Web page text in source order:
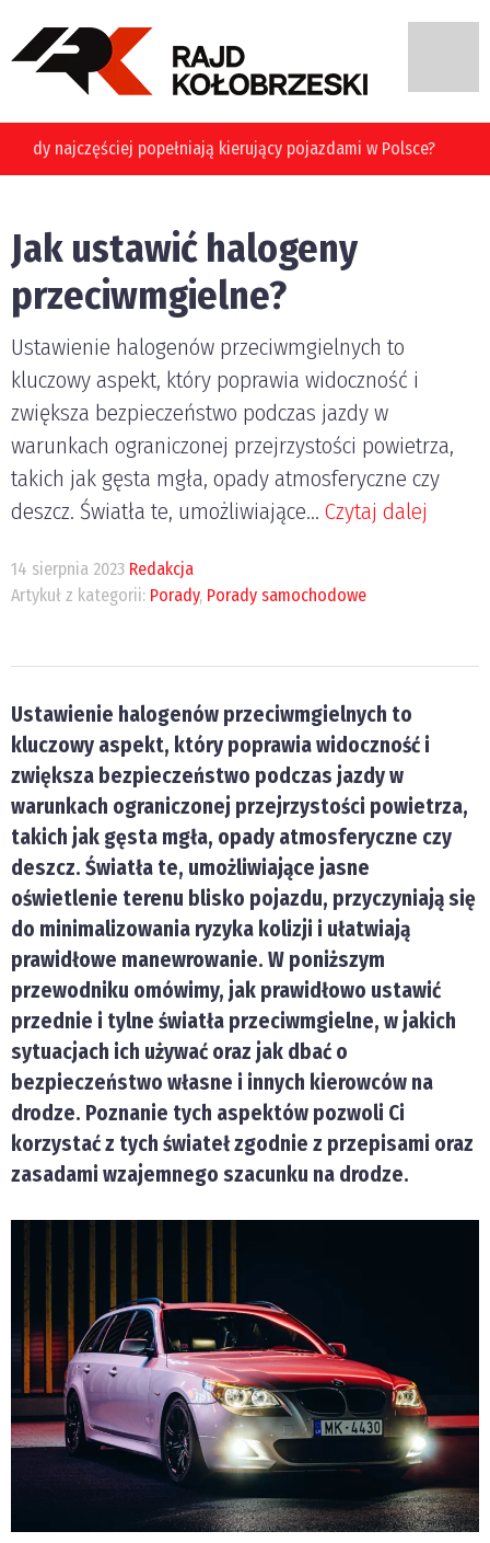
Jakie błędy najczęściej popełniają kierujący pojazdami w
Polsce?
Jak ustawić halogeny
przeciwmgielne?
Ustawienie halogenów przeciwmgielnych to
kluczowy aspekt, który poprawia widoczność i
zwiększa bezpieczeństwo podczas jazdy w
warunkach ograniczonej przejrzystości powietrza,
takich jak gęsta mgła, opady atmosferyczne czy
deszcz. Światła te, umożliwiające... Czytaj dalej
14 sierpnia 2023 Redakcja
Artykuł z kategorii: Porady, Porady samochodowe
Ustawienie halogenów przeciwmgielnych to
kluczowy aspekt, który poprawia widoczność i
zwiększa bezpieczeństwo podczas jazdy w
warunkach ograniczonej przejrzystości powietrza,
takich jak gęsta mgła, opady atmosferyczne czy
deszcz. Światła te, umożliwiające jasne
oświetlenie terenu blisko pojazdu, przyczyniają się
do minimalizowania ryzyka kolizji i ułatwiają
prawidłowe manewrowanie. W poniższym
przewodniku omówimy, jak prawidłowo ustawić
przednie i tylne światła przeciwmgielne, w jakich
sytuacjach ich używać oraz jak dbać o
bezpieczeństwo własne i innych kierowców na
drodze. Poznanie tych aspektów pozwoli Ci
korzystać z tych świateł zgodnie z przepisami oraz
zasadami wzajemnego szacunku na drodze.